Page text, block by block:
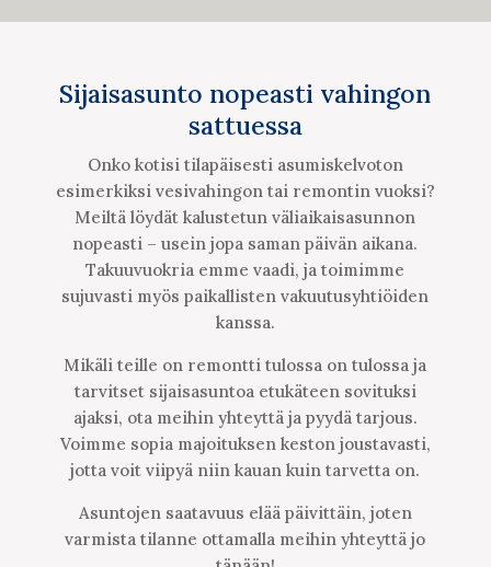
Sijaisasunto nopeasti vahingon
sattuessa
Onko kotisi tilapäisesti asumiskelvoton
esimerkiksi vesivahingon tai remontin vuoksi?
Meiltä löydät kalustetun väliaikaisasunnon
nopeasti – usein jopa saman päivän aikana.
Takuuvuokria emme vaadi, ja toimimme
sujuvasti myös paikallisten vakuutusyhtiöiden
kanssa.
Mikäli teille on remontti tulossa on tulossa ja
tarvitset sijaisasuntoa etukäteen sovituksi
ajaksi, ota meihin yhteyttä ja pyydä tarjous.
Voimme sopia majoituksen keston joustavasti,
jotta voit viipyä niin kauan kuin tarvetta on.
Asuntojen saatavuus elää päivittäin, joten
varmista tilanne ottamalla meihin yhteyttä jo